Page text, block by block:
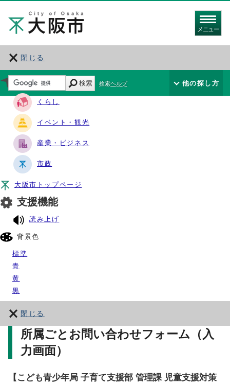
メニュー
閉じる
サイト・ナビ
くらし
イベント・観光
産業・ビジネス
市政
大阪市トップページ
支援機能
読み上げ
背景色
標準
青
黄
黒
閉じる
検索 検索ヘルプ 他の探し方
所属ごとお問い合わせフォーム（入
力画面）
【こども青少年局 子育て支援部 管理課 児童支援対策